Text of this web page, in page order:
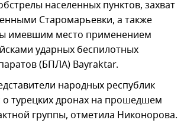
населенных пунктов, захват
Старомарьевки, а также
имевшим место применением
ударных беспилотных
(БПЛА) Bayraktar.
народных республик
турецких дронах на прошедшем
группы, отметила Никонорова.